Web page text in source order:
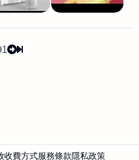
1
收費方式服務條款隱私政策